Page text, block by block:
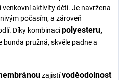
aktivity dětí. Je navržena
počasím, a zároveň
Díky kombinacipolyesteru,
bunda pružná, skvěle padne a
zajistívoděodolnost